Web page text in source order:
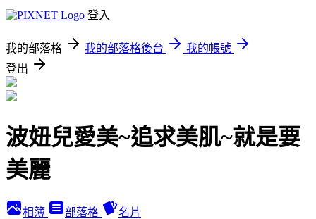
登入
我的部落格 我的部落格後台
我的帳號
登出
波妞兒愛美~追求美肌~就是要
美麗
相簿 部落格 名片